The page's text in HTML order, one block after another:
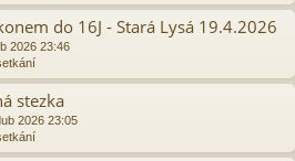
do 16J - Stará Lysá 19.4.2026
2026 23:46
stezka
2026 23:05